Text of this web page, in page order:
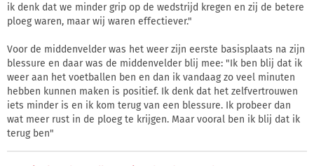
ik denk dat we minder grip op de wedstrijd kregen en zij de betere
ploeg waren, maar wij waren effectiever."
Voor de middenvelder was het weer zijn eerste basisplaats na zijn
blessure en daar was de middenvelder blij mee: "Ik ben blij dat ik
weer aan het voetballen ben en dan ik vandaag zo veel minuten
hebben kunnen maken is positief. Ik denk dat het zelfvertrouwen
iets minder is en ik kom terug van een blessure. Ik probeer dan
wat meer rust in de ploeg te krijgen. Maar vooral ben ik blij dat ik
terug ben"